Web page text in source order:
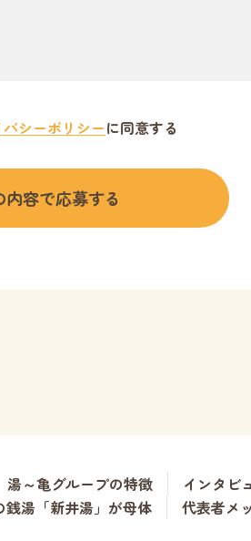
シーポリシーに同意する
湯～亀グループの特徴
インタビ
銭湯「新井湯」が母体
代表者メ